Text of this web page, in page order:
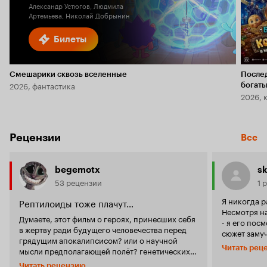
Билеты
Александр Устюгов, Людмила
Артемьева, Николай Добрынин
Смешарики сквозь вселенные
2026, фантастика
2026,
Рецензии Все
begemotx
53 рецензии
Рептилоиды тоже плачут…
Думаете, этот фильм о героях, принесших себя
в жертву ради будущего человечества перед
грядущим апокалипсисом? или о научной
мысли предполагающей полёт? генетических
модификациях? космических путешествиях?
1
Я никогда
Несмотря
- я его
сюжет
серию из
Читать